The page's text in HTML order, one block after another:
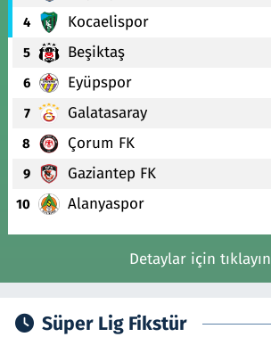
4 Kocaelispor
5 Beşiktaş
6 Eyüpspor
7 Galatasaray
8 Çorum FK
9 Gaziantep FK
10 Alanyaspor
Detaylar için tıklayın
Süper Lig Fikstür